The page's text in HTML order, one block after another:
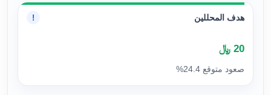
هدف المحللين !
20 ﷼
صعود متوقع 24.4%